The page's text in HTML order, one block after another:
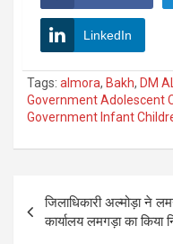
LinkedIn
Tags: almora, Bakh, DM
Government Adolescent
Government Infant
navigation
जिलाधिकारी अल्मोड़ा ने
कार्यालय लमगड़ा का किया